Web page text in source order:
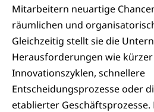
Mitarbeitern neuartige
räumlichen und
Gleichzeitig stellt sie die
Herausforderungen wie
Innovationszyklen, schnellere
Entscheidungsprozesse oder
etablierter Geschäftsprozesse.